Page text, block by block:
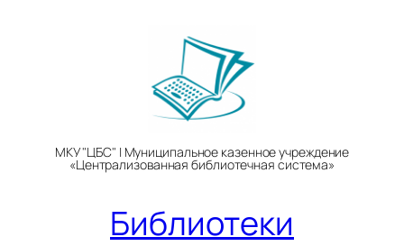
МКУ "ЦБС" | Муниципальное казенное учреждение
«Централизованная библиотечная система»
Библиотеки